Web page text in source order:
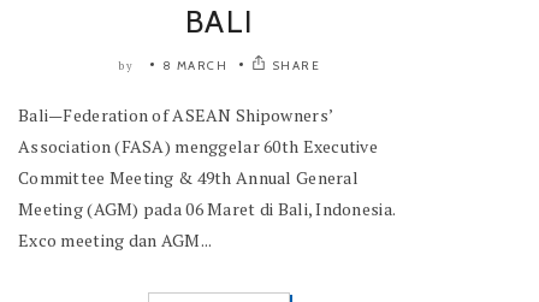
BALI
by 8 MARCH SHARE
Bali—Federation of ASEAN Shipowners’
Association (FASA) menggelar 60th Executive
Committee Meeting & 49th Annual General
Meeting (AGM) pada 06 Maret di Bali, Indonesia.
Exco meeting dan AGM...